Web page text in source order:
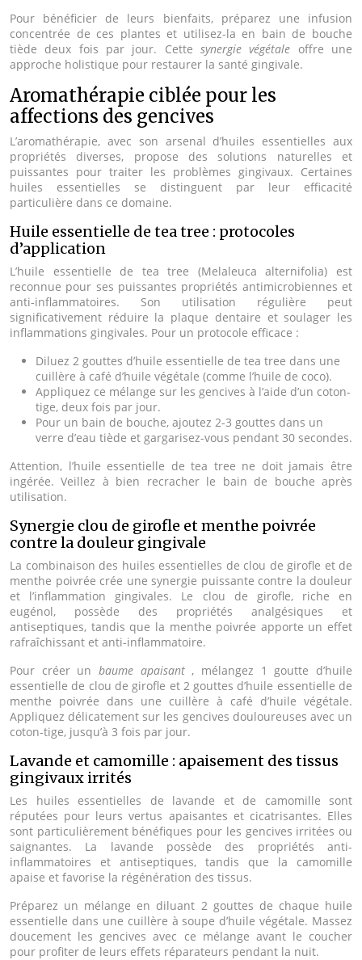
Pour bénéficier de leurs bienfaits, préparez une infusion
concentrée de ces plantes et utilisez-la en bain de bouche
tiède deux fois par jour. Cette synergie végétale offre une
approche holistique pour restaurer la santé gingivale.
Aromathérapie ciblée pour les
affections des gencives
L’aromathérapie, avec son arsenal d’huiles essentielles aux
propriétés diverses, propose des solutions naturelles et
puissantes pour traiter les problèmes gingivaux. Certaines
huiles essentielles se distinguent par leur efficacité
particulière dans ce domaine.
Huile essentielle de tea tree : protocoles
d’application
L’huile essentielle de tea tree (Melaleuca alternifolia) est
reconnue pour ses puissantes propriétés antimicrobiennes et
anti-inflammatoires. Son utilisation régulière peut
significativement réduire la plaque dentaire et soulager les
inflammations gingivales. Pour un protocole efficace :
Diluez 2 gouttes d’huile essentielle de tea tree dans une
cuillère à café d’huile végétale (comme l’huile de coco).
Appliquez ce mélange sur les gencives à l’aide d’un coton-
tige, deux fois par jour.
Pour un bain de bouche, ajoutez 2-3 gouttes dans un
verre d’eau tiède et gargarisez-vous pendant 30 secondes.
Attention, l’huile essentielle de tea tree ne doit jamais être
ingérée. Veillez à bien recracher le bain de bouche après
utilisation.
Synergie clou de girofle et menthe poivrée
contre la douleur gingivale
La combinaison des huiles essentielles de clou de girofle et de
menthe poivrée crée une synergie puissante contre la douleur
et l’inflammation gingivales. Le clou de girofle, riche en
eugénol, possède des propriétés analgésiques et
antiseptiques, tandis que la menthe poivrée apporte un effet
rafraîchissant et anti-inflammatoire.
Pour créer un baume apaisant , mélangez 1 goutte d’huile
essentielle de clou de girofle et 2 gouttes d’huile essentielle de
menthe poivrée dans une cuillère à café d’huile végétale.
Appliquez délicatement sur les gencives douloureuses avec un
coton-tige, jusqu’à 3 fois par jour.
Lavande et camomille : apaisement des tissus
gingivaux irrités
Les huiles essentielles de lavande et de camomille sont
réputées pour leurs vertus apaisantes et cicatrisantes. Elles
sont particulièrement bénéfiques pour les gencives irritées ou
saignantes. La lavande possède des propriétés anti-
inflammatoires et antiseptiques, tandis que la camomille
apaise et favorise la régénération des tissus.
Préparez un mélange en diluant 2 gouttes de chaque huile
essentielle dans une cuillère à soupe d’huile végétale. Massez
doucement les gencives avec ce mélange avant le coucher
pour profiter de leurs effets réparateurs pendant la nuit.